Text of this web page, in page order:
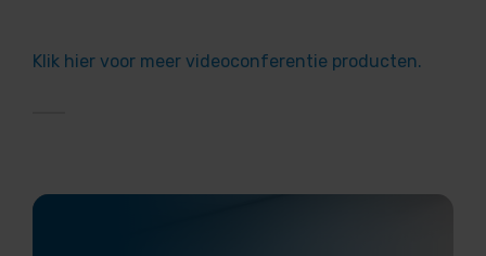
Klik hier voor meer videoconferentie producten.